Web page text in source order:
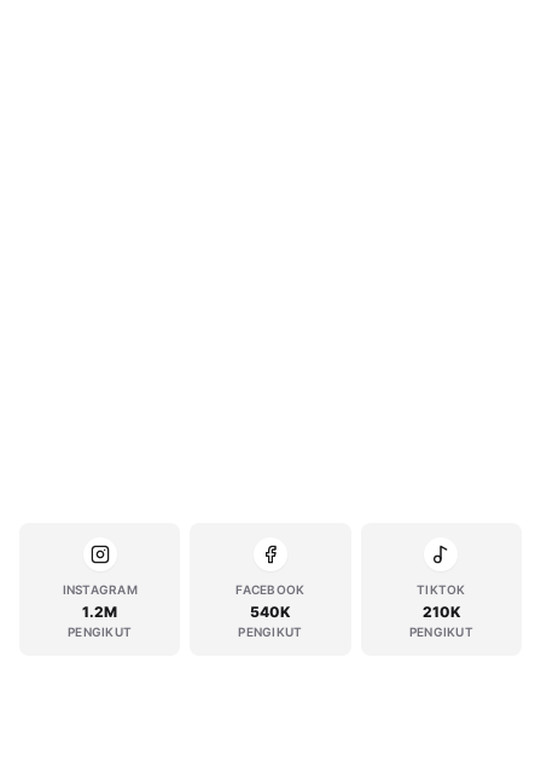
INSTAGRAM
1.2M
PENGIKUT
FACEBOOK
540K
PENGIKUT
TIKTOK
210K
PENGIKUT